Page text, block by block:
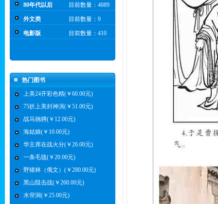
80年代以后 目前数量：4089
外文类 目前数量：9
电影版 目前数量：410
热门图书
上美24开彩色精(￥60.00元)
75折上美封神演(￥51.00元)
战马驰骋(￥12.00元)
海姑娘(￥10.00元)
华主席在战火分(￥26.00元)
一条毛毯(￥20.00元)
野猪林（俄文）(￥280.00元)
黑山阻击战(￥260.00元)
水帘洞(￥25.00元)